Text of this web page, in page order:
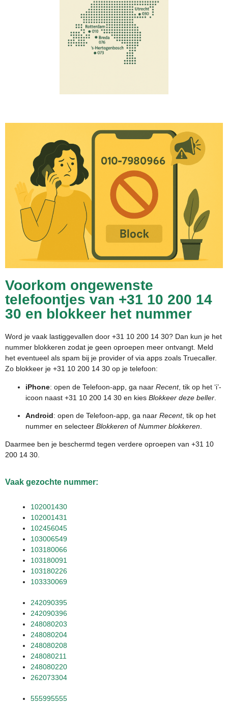
Voorkom ongewenste
telefoontjes van +31 10 200 14
30 en blokkeer het nummer
Word je vaak lastiggevallen door +31 10 200 14 30? Dan kun je het
nummer blokkeren zodat je geen oproepen meer ontvangt. Meld
het eventueel als spam bij je provider of via apps zoals Truecaller.
Zo blokkeer je +31 10 200 14 30 op je telefoon:
iPhone: open de Telefoon-app, ga naar Recent, tik op het ‘i’-
icoon naast +31 10 200 14 30 en kies Blokkeer deze beller
Android: open de Telefoon-app, ga naar Recent, tik op het
nummer en selecteer Blokkeren of Nummer blokkeren
Daarmee ben je beschermd tegen verdere oproepen van +31 10
200 14 30.
Vaak gezochte nummer:
102001430
102001431
102456045
103006549
103180066
103180091
103180226
103330069
242090395
242090396
248080203
248080204
248080208
248080211
248080220
262073304
555995555